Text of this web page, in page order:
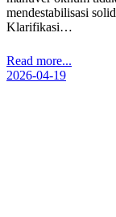
mendestabilisasi
Klarifikasi…
Read more...
2026-04-19